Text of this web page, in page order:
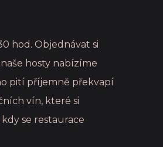
hod. Objednávat si
hosty nabízíme
pití příjemně překvapí
vín, které si
se restaurace